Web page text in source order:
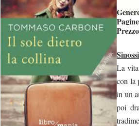
La
con la
in un
poi